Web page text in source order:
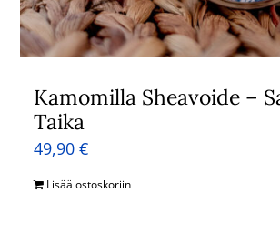
Kamomilla Sheavoide –
Taika
49,90€
Lisää ostoskoriin